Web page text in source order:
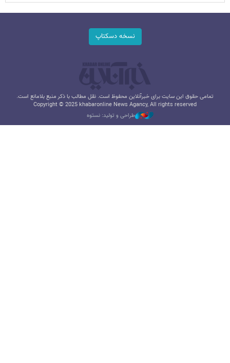
نسخه دسکتاپ
تمامی حقوق این سایت برای خبرآنلاین محفوظ است. نقل مطالب با ذکر منبع بلامانع است.
Copyright © 2025 khabaronline News Agancy, All rights reserved
طراحی و تولید: نستوه